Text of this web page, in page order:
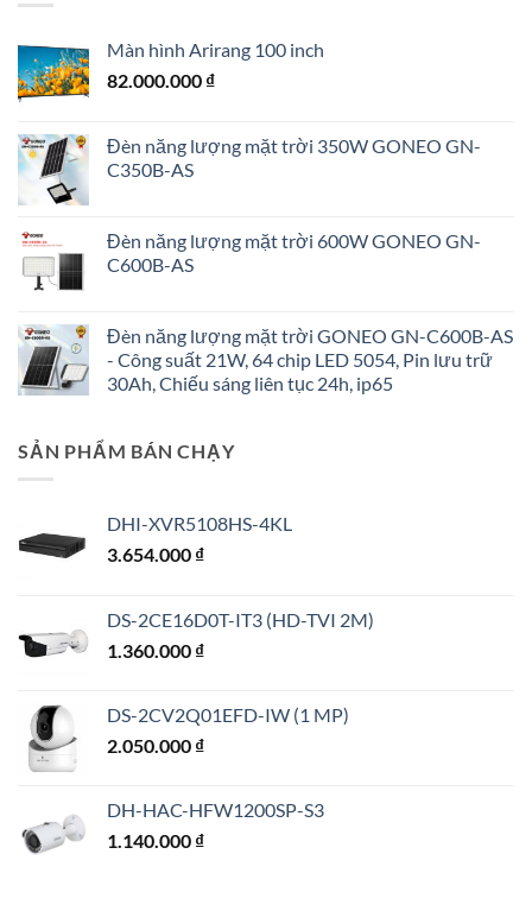
Màn hình Arirang 100 inch
82.000.000 ₫
Đèn năng lượng mặt trời 350W GONEO GN-
C350B-AS
Đèn năng lượng mặt trời 600W GONEO GN-
C600B-AS
Đèn năng lượng mặt trời GONEO GN-C600B-AS
- Công suất 21W, 64 chip LED 5054, Pin lưu trữ
30Ah, Chiếu sáng liên tục 24h, ip65
SẢN PHẨM BÁN CHẠY
DHI-XVR5108HS-4KL
3.654.000 ₫
DS-2CE16D0T-IT3 (HD-TVI 2M)
1.360.000 ₫
DS-2CV2Q01EFD-IW (1 MP)
2.050.000 ₫
DH-HAC-HFW1200SP-S3
1.140.000 ₫